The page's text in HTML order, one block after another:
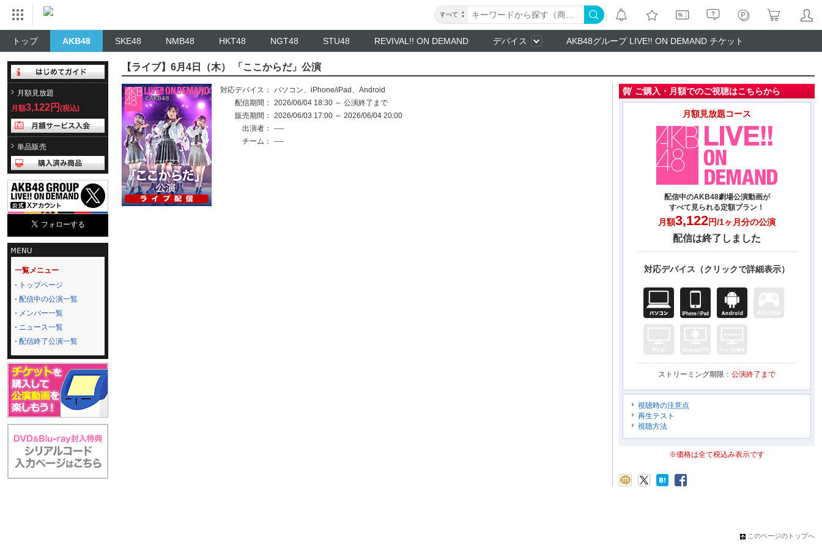
すべて
トップ AKB48 SKE48 NMB48 HKT48 NGT48 STU48 REVIVAL!! ON DEMAND デバイス AKB48グループ LIVE!! ON DEMAND チケット
月額見放題
月額3,122円 (税込)
単品販売
一覧メニュー
トップページ
配信中の公演一覧
メンバー一覧
ニュース一覧
配信終了公演一覧
【ライブ】6月4日（木） 「ここからだ」公演
対応デバイス： パソコン、 iPhone/iPad 、 Android
配信期間：
2026/06/04 18:30 ～ 公演終了まで
販売期間：
2026/06/03 17:00 ～ 2026/06/04 20:00
出演者：
----
チーム：
----
ご購入・月額でのご視聴はこちらから
月額見放題コース
配信中のAKB48劇場公演動画が
すべて見られる定額プラン！
月額3,122円/1ヶ月分の公演
配信は終了しました
対応デバイス（クリックで詳細表示）
ストリーミング期限： 公演終了まで
視聴時の注意点
再生テスト
視聴方法
※価格は全て税込み表示です
このページのトップへ